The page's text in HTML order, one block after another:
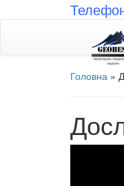
Головна »